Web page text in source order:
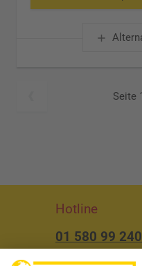
Seite
Hotline
01 580 99
(ausgenommen